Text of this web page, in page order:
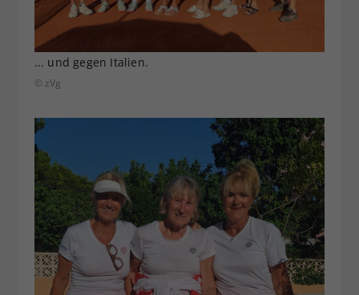
... und gegen Italien.
© zVg